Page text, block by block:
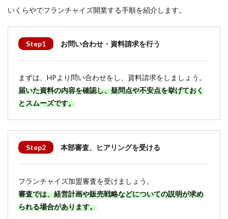
いくらやでフランチャイズ開業する手順を紹介します。
Step1 お問い合わせ・資料請求を行う
まずは、HPより問い合わせをし、資料請求をしましょう。
届いた資料の内容を確認し、疑問点や不安点を挙げておく
とスムーズです。
Step2 本部審査、ヒアリングを受ける
フランチャイズ加盟審査を受けましょう。
審査では、経営計画や販売戦略などについての説明が求め
られる場合があります。